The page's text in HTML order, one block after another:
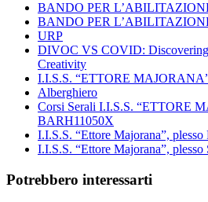
BANDO PER
BANDO PER
URP
DIVOC VS COVID:
Creativity
I.I.S.S. “ETTORE
Alberghiero
Corsi Serali I.I.S.S. “ETTORE
BARH11050X
I.I.S.S. “Ettore Majorana”, plesso
I.I.S.S. “Ettore Majorana”, plesso
Potrebbero interessarti